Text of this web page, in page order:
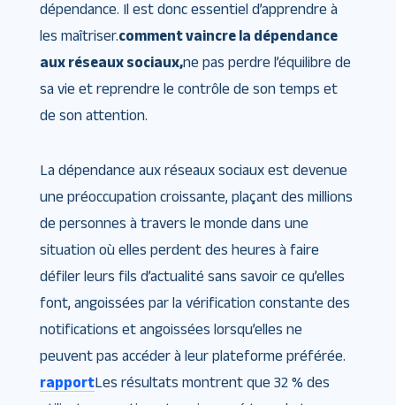
dépendance. Il est donc essentiel d’apprendre à
les maîtriser.comment vaincre la dépendance
aux réseaux sociaux,ne pas perdre l’équilibre de
sa vie et reprendre le contrôle de son temps et
de son attention.
La dépendance aux réseaux sociaux est devenue
une préoccupation croissante, plaçant des millions
de personnes à travers le monde dans une
situation où elles perdent des heures à faire
défiler leurs fils d’actualité sans savoir ce qu’elles
font, angoissées par la vérification constante des
notifications et angoissées lorsqu’elles ne
peuvent pas accéder à leur plateforme préférée.
rapportLes résultats montrent que 32 % des